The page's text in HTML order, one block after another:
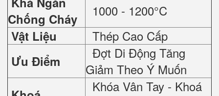
Chống Cháy
1000 - 1200°C
Vật Liệu Thép Cao Cấp
Ưu Điểm
Đợt Di Động Tăng
Giảm Theo Ý Muốn
Khóa Vân Tay - Khoá